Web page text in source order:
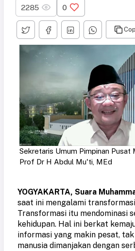
2285 0
Sekretaris Umum Pimpinan Pusat
Prof Dr H Abdul Mu'ti, MEd
YOGYAKARTA, Suara
saat ini mengalami
Transformasi itu mendominasi
kehidupan. Hal ini berkat
informasi yang makin pesat,
manusia dimanjakan dengan